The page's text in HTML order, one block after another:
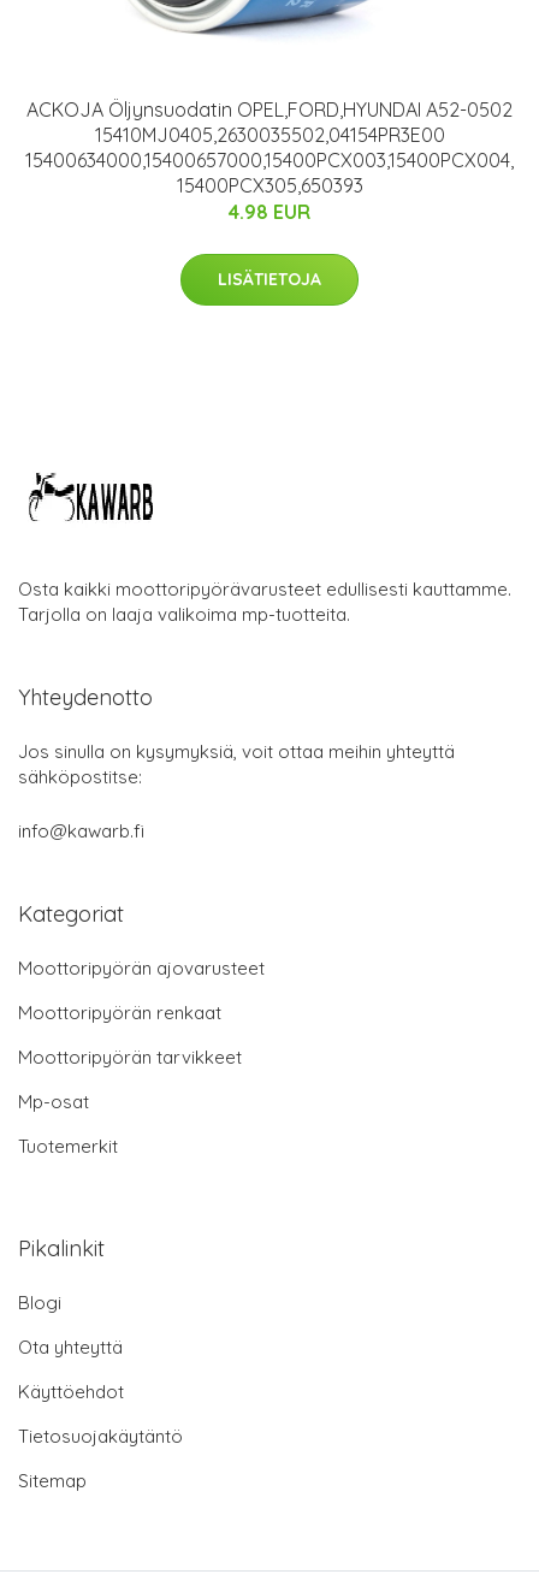
ACKOJA Öljynsuodatin OPEL,FORD,HYUNDAI A52-0502
15410MJ0405,2630035502,04154PR3E00
15400634000,15400657000,15400PCX003,15400PCX004,
15400PCX305,650393
4.98 EUR
LISÄTIETOJA
Osta kaikki moottoripyörävarusteet edullisesti kauttamme.
Tarjolla on laaja valikoima mp-tuotteita.
Yhteydenotto
Jos sinulla on kysymyksiä, voit ottaa meihin yhteyttä
sähköpostitse:
info@kawarb.fi
Kategoriat
Moottoripyörän ajovarusteet
Moottoripyörän renkaat
Moottoripyörän tarvikkeet
Mp-osat
Tuotemerkit
Pikalinkit
Blogi
Ota yhteyttä
Käyttöehdot
Tietosuojakäytäntö
Sitemap